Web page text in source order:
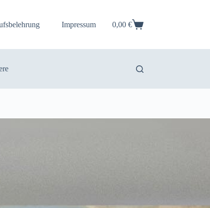
Impressum Warenkorb
0,00 €